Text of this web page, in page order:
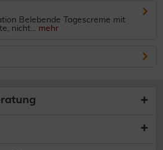
Belebende Tagescreme mit
nicht... mehr